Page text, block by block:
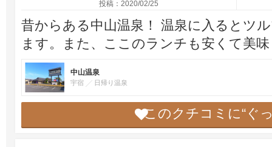
投稿：2020/02/25
昔からある中山温泉！ 温泉に入るとツ
ます。また、ここのランチも安くて美
中山温泉
宇宿 日帰り温泉
このクチコミに“ぐ